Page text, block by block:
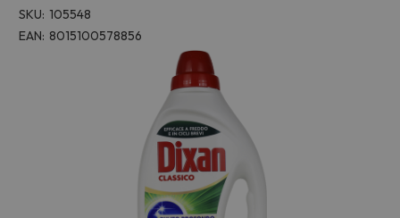
SKU: 105548
EAN: 8015100578856